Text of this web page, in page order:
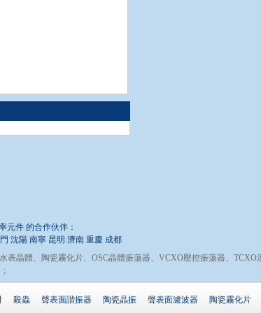
元件 的合作伙伴：
沈陽 南寧 昆明 濟南 重慶 成都
水表晶體、 陶瓷霧化片、 OSC晶體振蕩器、 VCXO壓控振蕩器、 TCXO
;
殺蟲 聲表面諧振器 陶瓷晶振 聲表面濾波器 陶瓷霧化片